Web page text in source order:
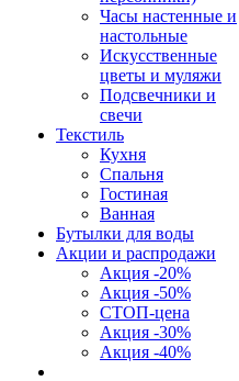
Часы настенные и
настольные
Искусственные
цветы и муляжи
Подсвечники и
свечи
Текстиль
Кухня
Спальня
Гостиная
Ванная
Бутылки для воды
Акции и распродажи
Акция -20%
Акция -50%
СТОП-цена
Акция -30%
Акция -40%